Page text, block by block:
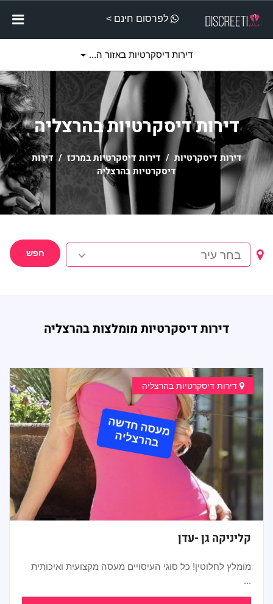
לפרסום חינם >
דירות דיסקרטיות באזור ה...
דירות דיסקרטיות בהרצליה
דירות דיסקרטיות / דירות דיסקרטיות במרכז/ דירות
דיסקרטיות בהרצליה
בחר עיר חפש
דירות דיסקרטיות מומלצות בהרצליה
דירות דיסקרטיות בהרצליה
קליניקה גן -עדן
מומלץ לחלוטין! כל סוגי העיסויים מעסה מקצועית ואיכותית
...